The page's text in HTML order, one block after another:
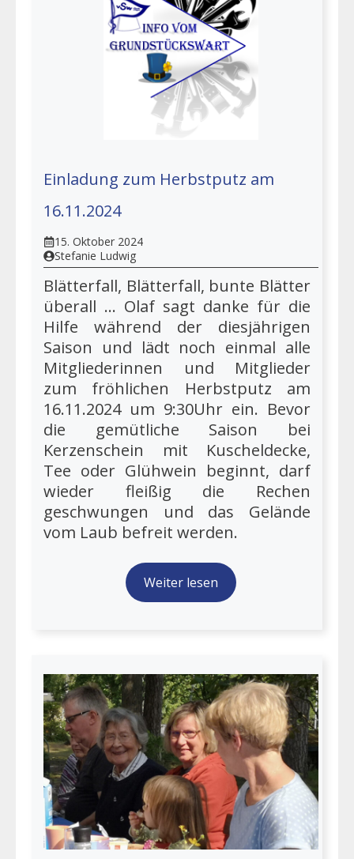
Einladung zum Herbstputz am
16.11.2024
15. Oktober 2024
Stefanie Ludwig
Blätterfall, Blätterfall, bunte Blätter
überall ... Olaf sagt danke für die
Hilfe während der diesjährigen
Saison und lädt noch einmal alle
Mitgliederinnen und Mitglieder
zum fröhlichen Herbstputz am
16.11.2024 um 9:30Uhr ein. Bevor
die gemütliche Saison bei
Kerzenschein mit Kuscheldecke,
Tee oder Glühwein beginnt, darf
wieder fleißig die Rechen
geschwungen und das Gelände
vom Laub befreit werden.
Weiter lesen